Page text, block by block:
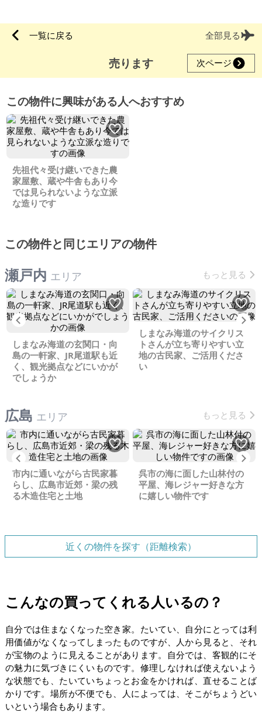
一覧に戻る 全部見る
売ります 次ページ
この物件に興味がある人へおすすめ
先祖代々受け継いできた農
家屋敷、蔵や牛舎もあり今
では見られないような立派
な造りです
この物件と同じエリアの物件
瀬戸内 エリア もっと見る
Previous
しまなみ海道の玄関口・向
島の一軒家、JR尾道駅も近
く、観光拠点などにいかが
でしょうか
しまなみ海道のサイクリス
トさんが立ち寄りやすい立
地の古民家、ご活用くださ
い
広島 エリア もっと見る
Previous
市内に通いながら古民家暮
らし、広島市近郊・梁の残
る木造住宅と土地
呉市の海に面した山林付の
平屋、海レジャー好きな方
に嬉しい物件です
近くの物件を探す（距離検索）
こんなの買ってくれる人いるの？
自分では住まなくなった空き家。たいてい、自分にとっては利
用価値がなくなってしまったものですが、人から見ると、それ
が宝物のように見えることがあります。自分では、客観的にそ
の魅力に気づきにくいものです。修理しなければ使えないよう
な状態でも、たいていちょっとお金をかければ、直せることば
かりです。場所が不便でも、人によっては、そこがちょうどい
いという場合もあります。